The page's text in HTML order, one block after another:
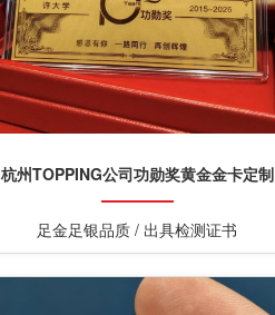
杭州TOPPING公司功勋奖黄金金卡定制
足金足银品质 / 出具检测证书